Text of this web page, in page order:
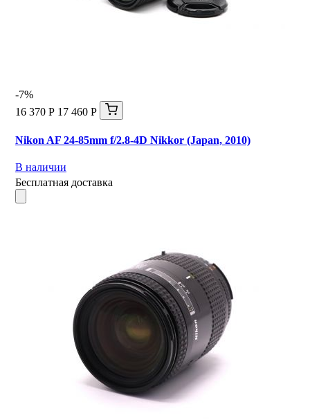
-7%
16 370 Р 17 460 Р
Nikon AF 24-85mm f/2.8-4D Nikkor (Japan, 2010)
В наличии
Бесплатная доставка